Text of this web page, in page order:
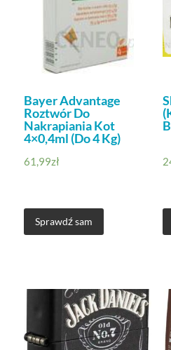
Bayer Advantage
Roztwór Do
Nakrapiania Kot
4×0,4ml (Do 4 Kg)
61,99zł
Sprawdź sam